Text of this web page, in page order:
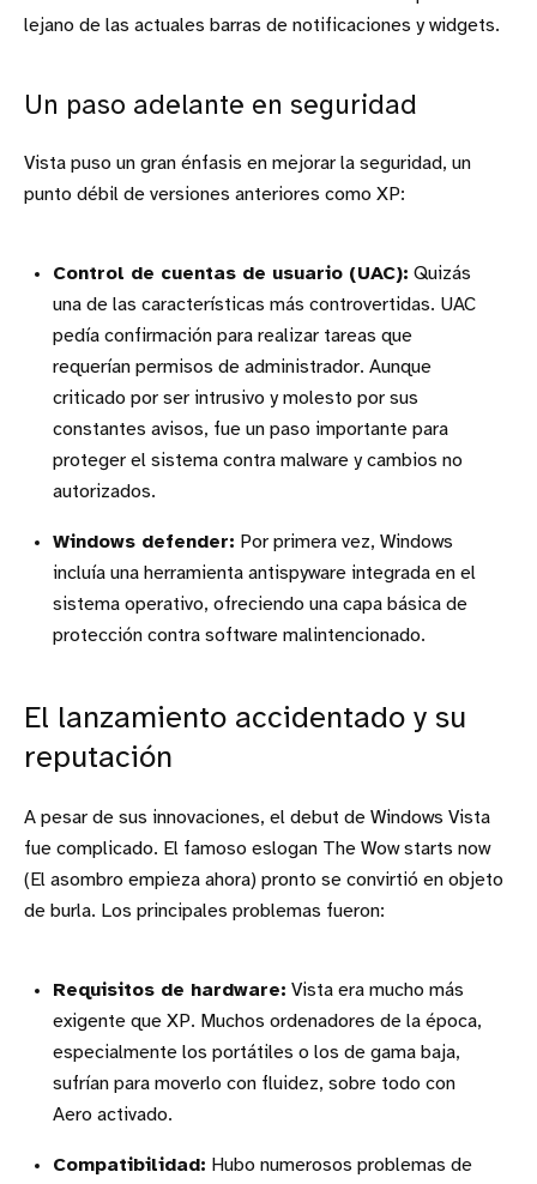
lejano de las actuales barras de notificaciones y widgets.
Un paso adelante en seguridad
Vista puso un gran énfasis en mejorar la seguridad, un
punto débil de versiones anteriores como XP:
Control de cuentas de usuario (UAC): Quizás
una de las características más controvertidas. UAC
pedía confirmación para realizar tareas que
requerían permisos de administrador. Aunque
criticado por ser intrusivo y molesto por sus
constantes avisos, fue un paso importante para
proteger el sistema contra malware y cambios no
autorizados.
Windows defender: Por primera vez, Windows
incluía una herramienta antispyware integrada en el
sistema operativo, ofreciendo una capa básica de
protección contra software malintencionado.
El lanzamiento accidentado y su
reputación
A pesar de sus innovaciones, el debut de Windows Vista
fue complicado. El famoso eslogan The Wow starts now
(El asombro empieza ahora) pronto se convirtió en objeto
de burla. Los principales problemas fueron:
Requisitos de hardware: Vista era mucho más
exigente que XP. Muchos ordenadores de la época,
especialmente los portátiles o los de gama baja,
sufrían para moverlo con fluidez, sobre todo con
Aero activado.
Compatibilidad: Hubo numerosos problemas de